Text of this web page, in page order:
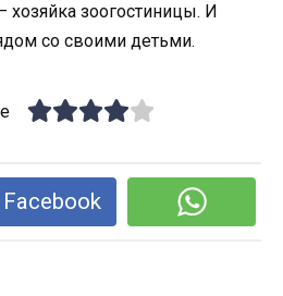
зоогостиницы. И
со своими детьми.